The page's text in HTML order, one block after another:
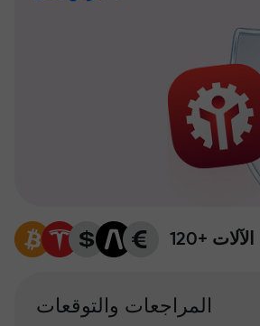
120+ الآلات
المراجعات والتوقعات